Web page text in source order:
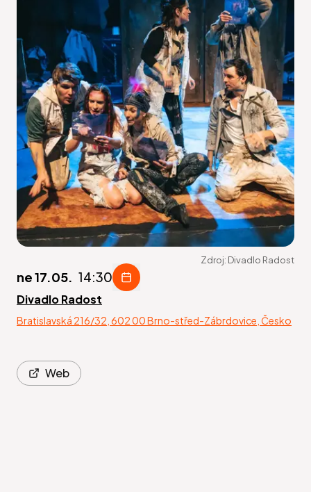
Zdroj: Divadlo Radost
ne 17.05. 14:30
Divadlo Radost
Bratislavská 216/32, 602 00 Brno-střed-Zábrdovice, Česko
Web